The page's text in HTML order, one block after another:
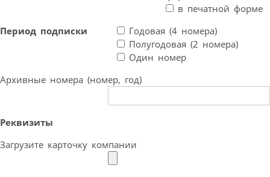
в печатной форме
Период подписки
Годовая (4 номера)
Полугодовая (2 номера)
Один номер
Архивные номера (номер, год)
Реквизиты
Загрузите карточку компании